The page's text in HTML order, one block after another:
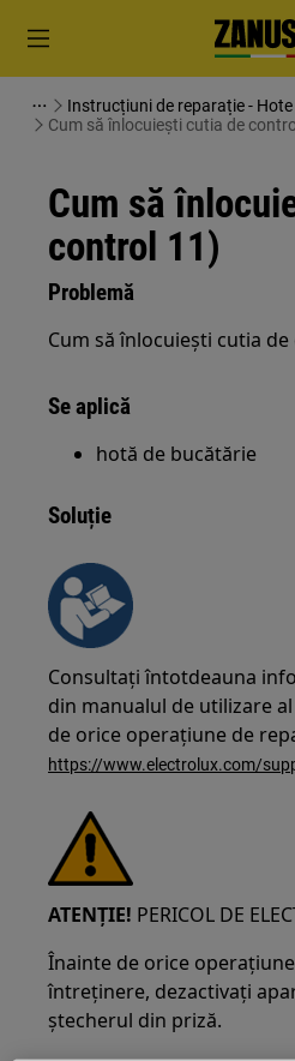
Instrucțiuni de reparație - Hote
Cum să înlocuiești cutia de
Cum să
control 11)
Problemă
Cum să înlocuiești cutia
Se aplică
hotă de bucătărie
Soluție
Consultați întotdeauna
din manualul de utilizare
de orice operațiune de
https://www.electrolux.com/
ATENȚIE! PERICOL DE
Înainte de orice
întreținere, dezactivați
ștecherul din priză.